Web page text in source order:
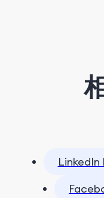
LinkedIn